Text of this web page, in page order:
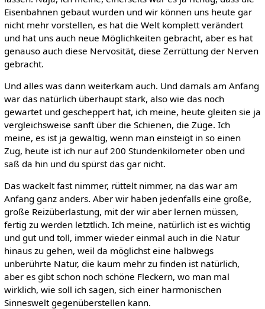
Eisenbahnen gebaut wurden und wir können uns heute gar
nicht mehr vorstellen, es hat die Welt komplett verändert
und hat uns auch neue Möglichkeiten gebracht, aber es hat
genauso auch diese Nervosität, diese Zerrüttung der Nerven
gebracht.
Und alles was dann weiterkam auch. Und damals am Anfang
war das natürlich überhaupt stark, also wie das noch
gewartet und gescheppert hat, ich meine, heute gleiten sie ja
vergleichsweise sanft über die Schienen, die Züge. Ich
meine, es ist ja gewaltig, wenn man einsteigt in so einen
Zug, heute ist ich nur auf 200 Stundenkilometer oben und
saß da hin und du spürst das gar nicht.
Das wackelt fast nimmer, rüttelt nimmer, na das war am
Anfang ganz anders. Aber wir haben jedenfalls eine große,
große Reizüberlastung, mit der wir aber lernen müssen,
fertig zu werden letztlich. Ich meine, natürlich ist es wichtig
und gut und toll, immer wieder einmal auch in die Natur
hinaus zu gehen, weil da möglichst eine halbwegs
unberührte Natur, die kaum mehr zu finden ist natürlich,
aber es gibt schon noch schöne Fleckern, wo man mal
wirklich, wie soll ich sagen, sich einer harmonischen
Sinneswelt gegenüberstellen kann.